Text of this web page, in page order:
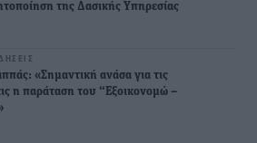
της Δασικής Υπηρεσίας
«Σημαντική ανάσα για τις
η παράταση του “Εξοικονομώ –